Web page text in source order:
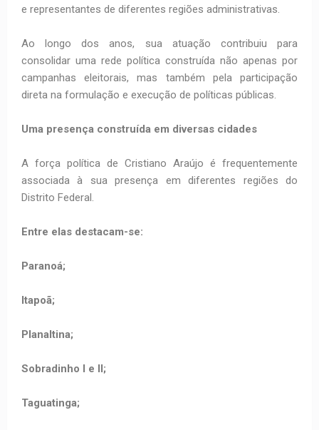
e representantes de diferentes regiões administrativas.
Ao longo dos anos, sua atuação contribuiu para
consolidar uma rede política construída não apenas por
campanhas eleitorais, mas também pela participação
direta na formulação e execução de políticas públicas.
Uma presença construída em diversas cidades
A força política de Cristiano Araújo é frequentemente
associada à sua presença em diferentes regiões do
Distrito Federal.
Entre elas destacam-se:
Paranoá;
Itapoã;
Planaltina;
Sobradinho I e II;
Taguatinga;